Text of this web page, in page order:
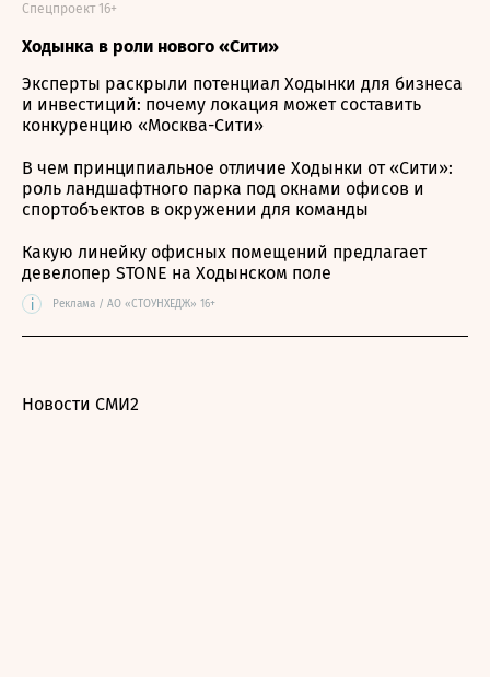
Ходынка в роли нового «Сити»
Спецпроект 16+
Эксперты раскрыли потенциал Ходынки для бизнеса
и инвестиций: почему локация может составить
конкуренцию «Москва-Сити»
В чем принципиальное отличие Ходынки от «Сити»:
роль ландшафтного парка под окнами офисов и
спортобъектов в окружении для команды
Какую линейку офисных помещений предлагает
девелопер STONE на Ходынском поле
i Реклама / АО «СТОУНХЕДЖ» 16+
Новости СМИ2